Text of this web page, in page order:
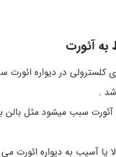
آئورت
کلسترولی در دیواره
.
سبب میشود مثل بالن
یا آسیب به دیواره